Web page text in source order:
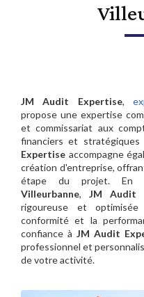
JM Audit Expertise,
propose une expertise
et commissariat aux
financiers et
Expertise accompagne
création d'entreprise,
étape du projet. En
Villeurbanne, JM Audit
rigoureuse et
conformité et la
confiance à JM Audit
professionnel et
de votre activité.